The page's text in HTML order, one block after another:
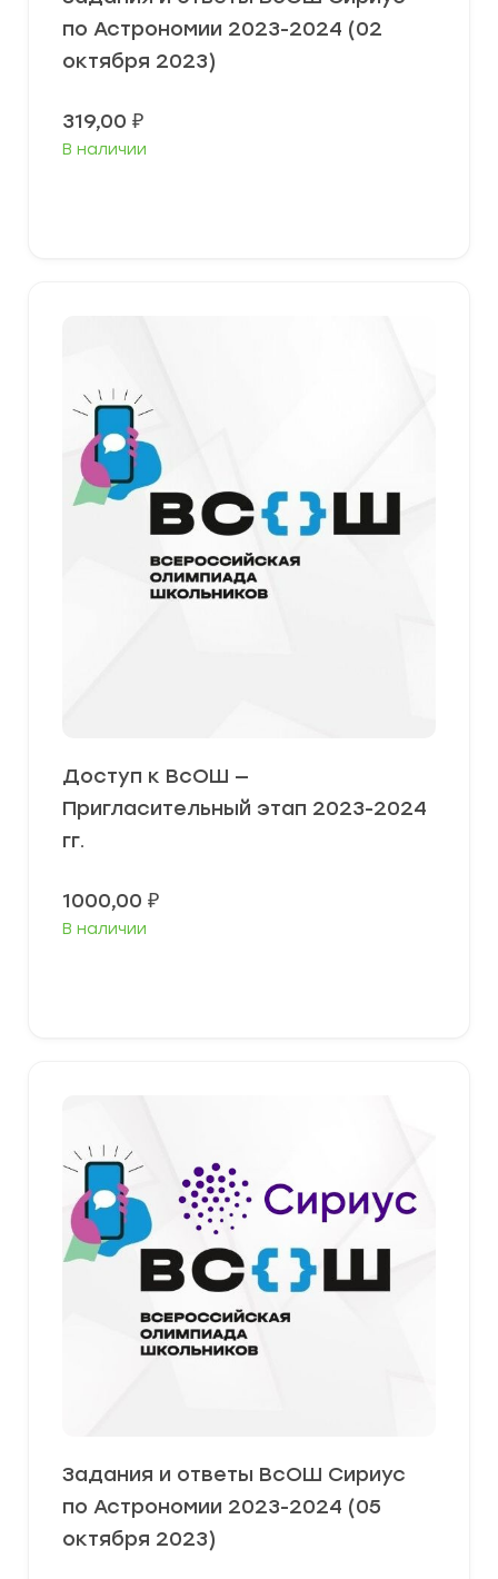
по Астрономии 2023-2024 (02
октября 2023)
319,00 ₽
В наличии
Доступ к ВсОШ —
Пригласительный этап 2023-2024
гг.
1000,00 ₽
В наличии
Задания и ответы ВсОШ Сириус
по Астрономии 2023-2024 (05
октября 2023)